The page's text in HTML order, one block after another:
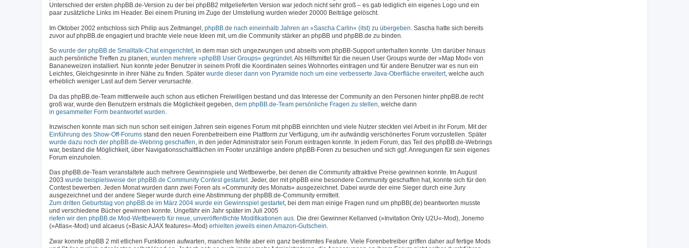
Unterschied der ersten phpBB.de-Version zu der bei phpBB2 mitgelieferten Version war jedoch nicht sehr groß – es gab lediglich ein eigenes Logo und ein
paar zusätzliche Links im Header. Bei einem Pruning im Zuge der Umstellung wurden wieder 20000 Beiträge gelöscht.
Im Oktober 2002 entschloss sich Philip aus Zeitmangel, phpBB.de nach eineinhalb Jahren an »Sascha Carlin« (itst) zu übergeben . Sascha hatte sich bereits
zuvor auf phpBB.de engagiert und brachte viele neue Ideen mit, um die Community stärker an phpBB und phpBB.de zu binden.
So wurde der phpBB.de Smalltalk-Chat eingerichtet, in dem man sich ungezwungen und abseits vom phpBB-Support unterhalten konnte. Um darüber hinaus
auch persönliche Treffen zu planen, wurden mehrere »phpBB User Groups« gegründet. Als Hilfsmittel für die neuen User Groups wurde der »Map Mod« von
Bananeweizen installiert. Nun konnte jeder Benutzer in seinem Profil die Koordinaten seines Wohnortes eintragen und für andere Benutzer war es nun ein
Leichtes, Gleichgesinnte in ihrer Nähe zu finden. Später wurde dieser dann von Pyramide noch um eine verbesserte Java-Oberfläche erweitert, welche auch
erheblich weniger Last auf dem Server verursachte.
Da das phpBB.de-Team mittlerweile auch schon aus etlichen Freiwilligen bestand und das Interesse der Community an den Personen hinter phpBB.de recht
groß war, wurde den Benutzern erstmals die Möglichkeit gegeben, dem phpBB.de-Team persönliche Fragen zu stellen , welche dann
in gesammelter Form beantwortet wurden
Inzwischen konnte man sich nun schon seit einigen Jahren sein eigenes Forum mit phpBB einrichten und viele Nutzer steckten viel Arbeit in ihr Forum. Mit der
Einführung des Show-Off-Forums stand den neuen Forenbetreibern eine Plattform zur Verfügung, um ihr aufwändig verschönertes Forum vorzustellen. Später
wurde dazu noch der phpBB.de-Webring geschaffen, in den jeder Administrator sein Forum eintragen konnte. In jedem Forum, das Teil des phpBB.de-Webrings
war, bestand die Möglichkeit, über Navigationsschaltflächen im Footer unzählige andere phpBB-Foren zu besuchen und sich ggf. Anregungen für sein eigenes
Forum einzuholen.
Das phpBB.de-Team veranstaltete auch mehrere Gewinnspiele und Wettbewerbe, bei denen die Community attraktive Preise gewinnen konnte. Im August
2003 wurde beispielsweise der phpBB.de Community Contest gestartet. Jeder, der mit phpBB eine besondere Community geschaffen hat, konnte sich für den
Contest bewerben. Jeden Monat wurden dann zwei Foren als »Community des Monats« ausgezeichnet. Dabei wurde der eine Sieger durch eine Jury
ausgezeichnet und der andere Sieger wurde durch eine Abstimmung der phpBB.de-Community ermittelt.
Zum dritten Geburtstag von phpBB.de im März 2004 wurde ein Gewinnspiel gestartet, bei dem man einige Fragen rund um phpBB(.de) beantworten musste
und verschiedene Bücher gewinnen konnte. Ungefähr ein Jahr später im Juli 2005
riefen wir den phpBB.de Mod-Wettbewerb für neue, unveröffentlichte Modifikationen aus. Die drei Gewinner Kellanved (»Invitation Only U2U«-Mod), Jonemo
(»Atlas«-Mod) und alcaeus (»Basic AJAX features«-Mod) erhielten jeweils einen Amazon-Gutschein.
Zwar konnte phpBB 2 mit etlichen Funktionen aufwarten, manchen fehlte aber ein ganz bestimmtes Feature. Viele Forenbetreiber griffen daher auf fertige Mods